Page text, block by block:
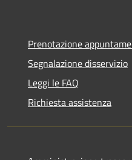
Prenotazione
Segnalazione disservizio
Leggi le FAQ
Richiesta assistenza